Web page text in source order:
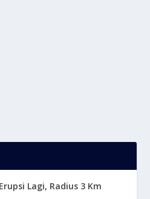
Lagi, Radius 3 Km